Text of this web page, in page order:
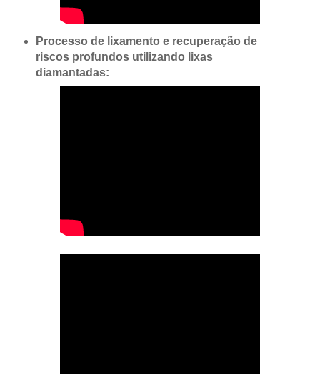
Processo de lixamento e recuperação de
riscos profundos utilizando lixas
diamantadas: